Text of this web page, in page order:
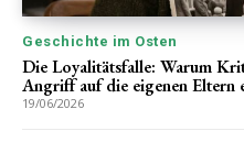
Geschichte im Osten
Die Loyalitätsfalle: Warum
Angriff auf die eigenen Eltern
19/06/2026